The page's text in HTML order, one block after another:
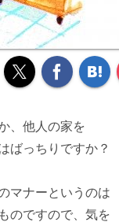
、他人の家を
ばっちりですか？
マナーというのは
ものですので、気を